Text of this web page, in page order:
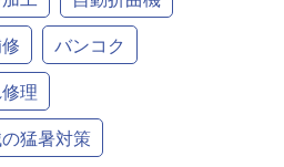
バンコク
理
猛暑対策